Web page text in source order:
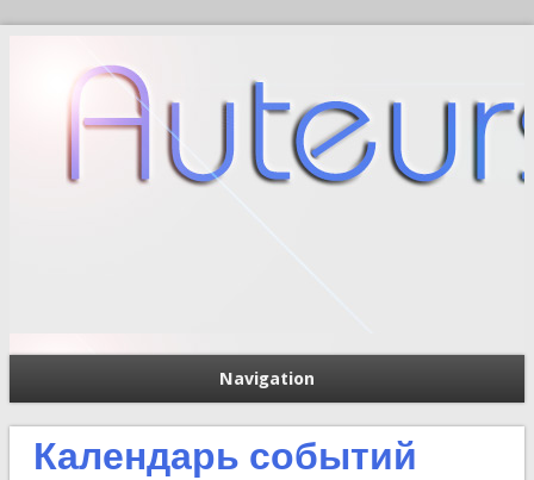
Navigation
Календарь событий
Форма поиска